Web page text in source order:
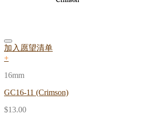
加入愿望清单
+
16mm
GC16-11 (Crimson)
$13.00